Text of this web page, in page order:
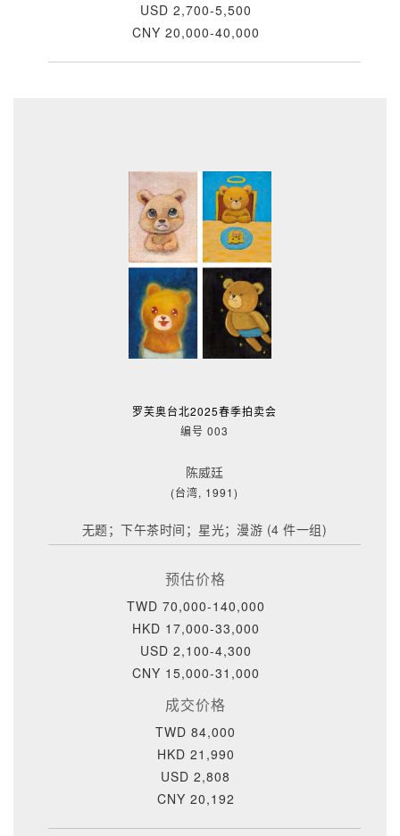
USD 2,700-5,500
CNY 20,000-40,000
罗芙奥台北2025春季拍卖会
编号 003
陈威廷
(台湾, 1991)
无题；下午茶时间；星光；漫游 (4 件一组)
预估价格
TWD 70,000-140,000
HKD 17,000-33,000
USD 2,100-4,300
CNY 15,000-31,000
成交价格
TWD 84,000
HKD 21,990
USD 2,808
CNY 20,192